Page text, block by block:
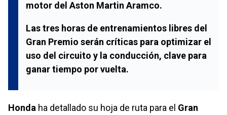
motor del Aston Martin Aramco.
Las tres horas de entrenamientos libres del
Gran Premio serán críticas para optimizar el
uso del circuito y la conducción, clave para
ganar tiempo por vuelta.
Honda ha detallado su hoja de ruta para el Gran